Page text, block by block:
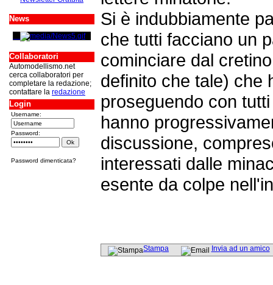
News
Collaboratori
Automodellismo.net
cerca collaboratori per
completare la redazione;
contattare la redazione
Login
Username:
Password:
Password dimenticata?
Si è indubbiamente
che tutti facciano un
cominciare dal
definito che tale) che
proseguendo con
hanno
discussione,
interessati dalle
esente da colpe
Stampa Invia ad un amico